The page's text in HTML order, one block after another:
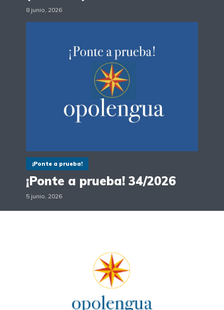
8 junio, 2026
¡Ponte a prueba!
¡Ponte a prueba! 34/2026
5 junio, 2026